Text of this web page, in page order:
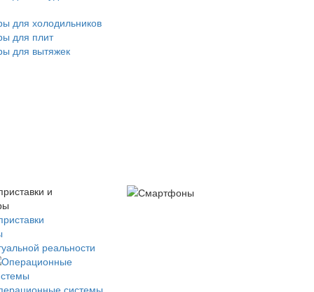
для холодильников
для плит
для вытяжек
и
реальности
системы